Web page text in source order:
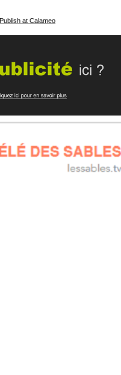
Publish at Calameo